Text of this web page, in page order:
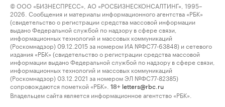
© ООО «БИЗНЕСПРЕСС», АО «РОСБИЗНЕСКОНСАЛТИНГ», 1995–
2026. Сообщения и материалы информационного агентства «РБК»
(свидетельство о регистрации средства массовой информации
выдано Федеральной службой по надзору в сфере связи,
информационных технологий и массовых коммуникаций
(Роскомнадзор) 09.12.2015 за номером ИА №ФС77-63848) и сетевого
издания «РБК» (свидетельство о регистрации средства массовой
информации выдано Федеральной службой по надзору в сфере связи,
информационных технологий и массовых коммуникаций
(Роскомнадзор) 03.12.2021 за номером ЭЛ №ФС77-82385)
сопровождаются пометкой «РБК».
18+ letters@rbc.ru
Владельцем сайта является информационное агентство «РБК».